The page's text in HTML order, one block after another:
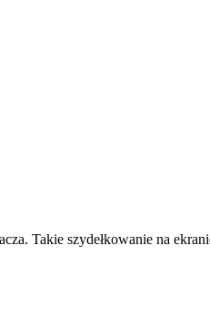
Takie szydełkowanie na